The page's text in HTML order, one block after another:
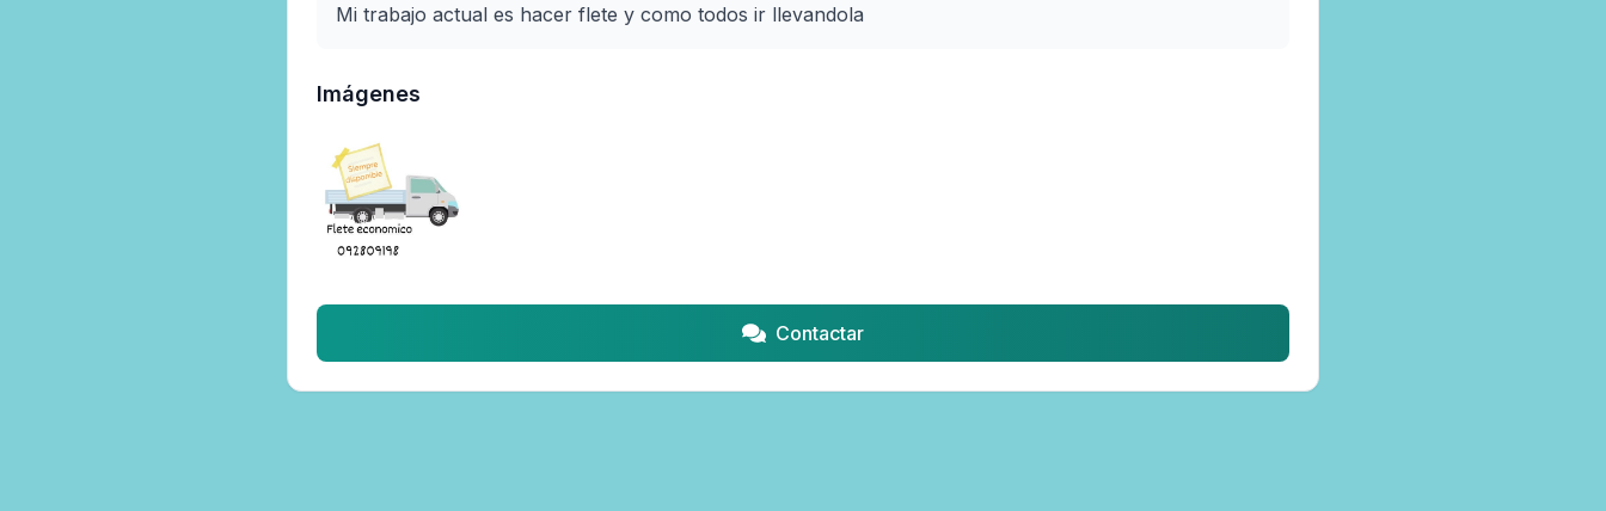
Mi trabajo actual es hacer flete y como todos ir llevandola
Imágenes
Contactar